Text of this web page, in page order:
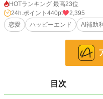
染まっていく。
まただ。
私の胸の奥で、何かがパキリと小さ
それがもう何度目の亀裂なのか、数
ダミアン・カトプレシス伯爵子息
彼の口から紡がれる言葉は、まる
ように高潔で、無垢で――そして、
3,038 位 / 228,669 件
HOTランキング 最高23位
24h.ポイント 440pt
2,395
恋愛
ハッピーエンド AI補助
目次